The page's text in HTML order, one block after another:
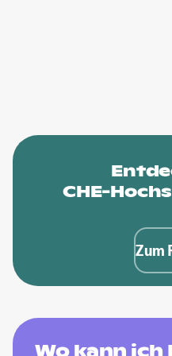
CHE-
Zum
Wo kann